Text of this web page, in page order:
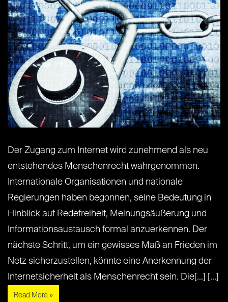
Der Zugang zum Internet wird zunehmend als neu
entstehendes Menschenrecht wahrgenommen.
Internationale Organisationen und nationale
Regierungen haben begonnen, seine Bedeutung in
Hinblick auf Redefreiheit, Meinungsäußerung und
Informationsaustausch formal anzuerkennen. Der
nächste Schritt, um ein gewisses Maß an Frieden im
Netz sicherzustellen, könnte eine Anerkennung der
Internetsicherheit als Menschenrecht sein. Die[...] [...]
Read More »